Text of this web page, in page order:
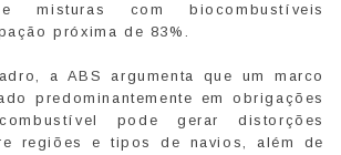
e misturas com biocombustíveis
próxima de 83%.
a ABS argumenta que um marco
predominantemente em obrigações
pode gerar distorções
regiões e tipos de navios, além de